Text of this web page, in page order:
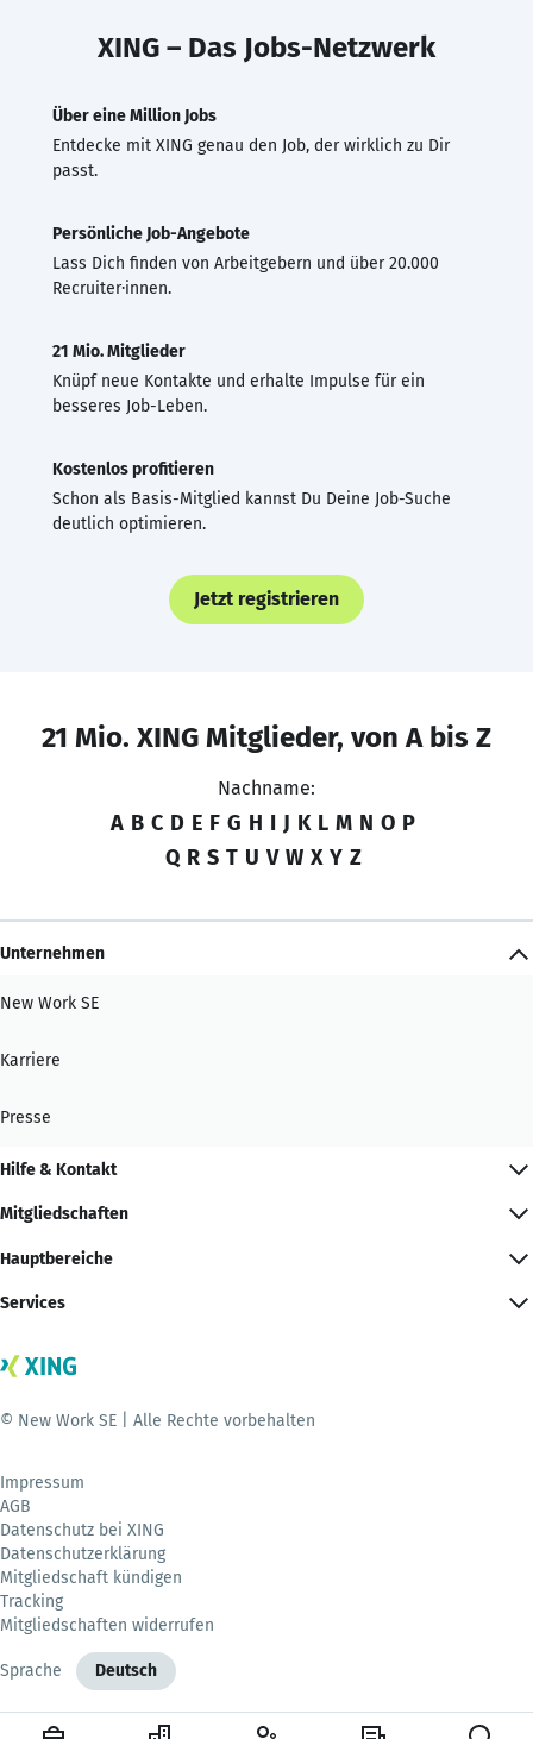
XING – Das Jobs-Netzwerk
Über eine Million Jobs
Entdecke mit XING genau den Job, der wirklich zu Dir
passt.
Persönliche Job-Angebote
Lass Dich finden von Arbeitgebern und über 20.000
Recruiter·innen.
21 Mio. Mitglieder
Knüpf neue Kontakte und erhalte Impulse für ein
besseres Job-Leben.
Kostenlos profitieren
Schon als Basis-Mitglied kannst Du Deine Job-Suche
deutlich optimieren.
Jetzt registrieren
21 Mio. XING Mitglieder, von A bis Z
Nachname:
A B C D E F G H I J K L M N O P
Q R S T U V W X Y Z
Unternehmen
New Work SE
Karriere
Presse
Hilfe & Kontakt
Mitgliedschaften
Hauptbereiche
Services
© New Work SE | Alle Rechte vorbehalten
Impressum
AGB
Datenschutz bei XING
Datenschutzerklärung
Mitgliedschaft kündigen
Tracking
Mitgliedschaften widerrufen
Sprache Deutsch